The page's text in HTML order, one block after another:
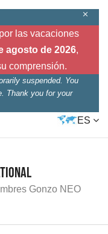
las vacaciones
agosto de 2026,
comprensión.
suspended. You
Thank you for your
ES
Gonzo NEO